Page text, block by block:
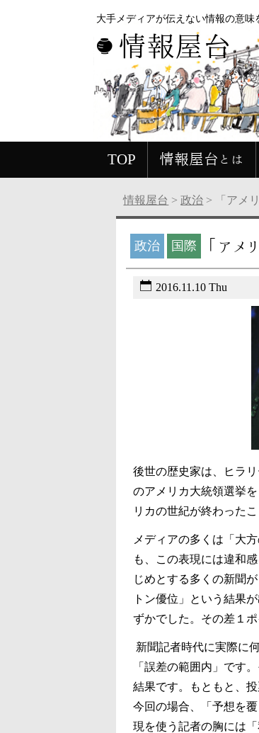
大手メディアが伝えない情報の意味
情報屋台
TOP 情報屋台とは
情報屋台 >政治 > 「アメ
政治 国際 「ア
2016.11.10 Thu
後世の歴史家は、ヒラ
のアメリカ大統領選挙
リカの世紀が終わった
メディアの多くは「大
も、この表現には違和
じめとする多くの新聞
トン優位」という結果
ずかでした。その差１
新聞記者時代に実際に
「誤差の範囲内」です
結果です。もともと、
今回の場合、「予想を
現を使う記者の胸には